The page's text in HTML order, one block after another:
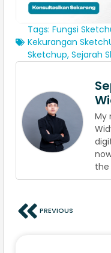
Tags: Fungsi
Kekurangan
Sketchup, Sejarah
My
the
PREVIOUS